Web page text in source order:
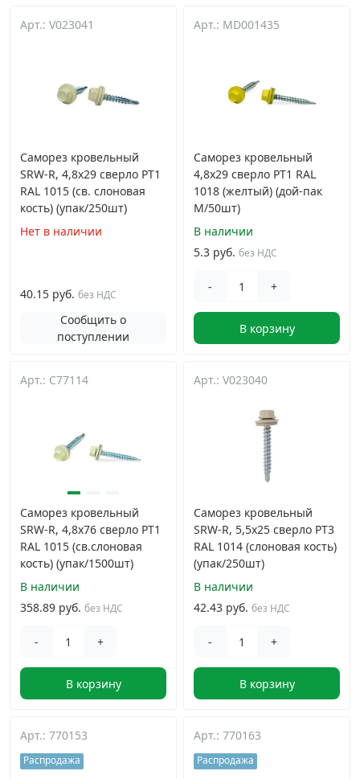
Дюбельная техника
Заклепки ›
Химический крепеж
Хомуты и шуруп-шпильки
Шурупы и саморезы ›
Грузовой крепеж
Комплекты и наборы крепежа
Кронштейны и крюки хозяйственные
Метрический крепеж ›
Электро и бензоинструмент, оборудование
Перфорированный крепеж ›
Арт.: V023041
Саморез кровельный
SRW-R, 4,8х29 сверло РТ1
RAL 1015 (св. слоновая
кость) (упак/250шт)
Нет в наличии
40.15 руб. без НДС
Сообщить о
поступлении
Арт.: MD001435
Саморез кровельный
4,8х29 сверло РТ1 RAL
1018 (желтый) (дой-пак
M/50шт)
В наличии
5.3 руб. без НДС
- +
В корзину
Арт.: C77114
Саморез кровельный
SRW-R, 4,8х76 сверло РТ1
RAL 1015 (св.слоновая
кость) (упак/1500шт)
В наличии
358.89 руб. без НДС
- +
В корзину
Арт.: V023040
Саморез кровельный
SRW-R, 5,5х25 сверло РТ3
RAL 1014 (слоновая кость)
(упак/250шт)
В наличии
42.43 руб. без НДС
- +
В корзину
Арт.: 770153
Распродажа
Арт.: 770163
Распродажа